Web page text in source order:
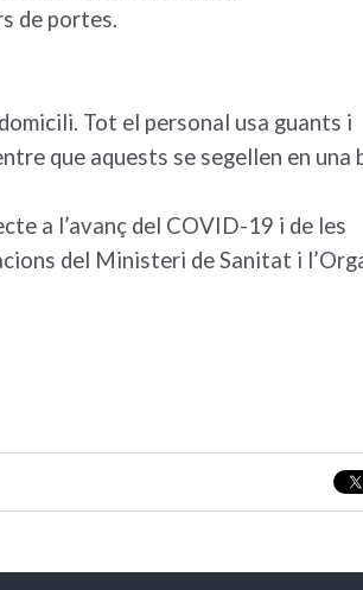
de portes.
Tot el personal usa guants i
que aquests se segellen en una
a l’avanç del COVID-19 i de les
del Ministeri de Sanitat i